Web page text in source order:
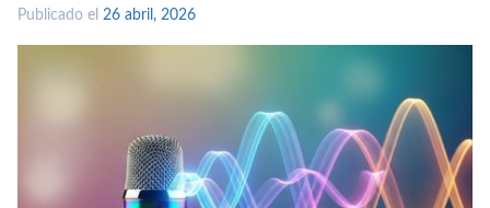
Publicado el 26 abril, 2026